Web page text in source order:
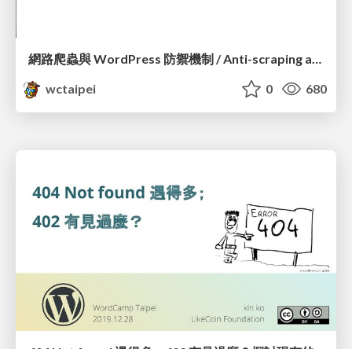
網路爬蟲與 WordPress 防禦機制 / Anti-scraping and WordPress Security Defence_Terry Lin
wctaipei
0 680